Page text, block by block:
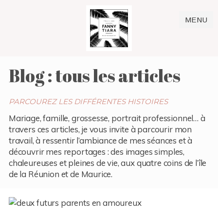
MENU
Blog : tous les articles
PARCOUREZ LES DIFFÉRENTES HISTOIRES
Mariage, famille, grossesse, portrait professionnel… à
travers ces articles, je vous invite à parcourir mon
travail, à ressentir l’ambiance de mes séances et à
découvrir mes reportages : des images simples,
chaleureuses et pleines de vie, aux quatre coins de l’île
de la Réunion et de Maurice.